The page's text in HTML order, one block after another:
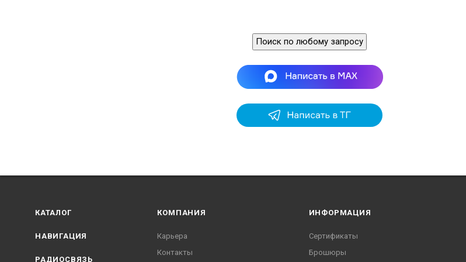
Поиск по любому запросу
КАТАЛОГ
НАВИГАЦИЯ
РАДИОСВЯЗЬ
КОМПАНИЯ
Карьера
Контакты
ИНФОРМАЦИЯ
Сертификаты
Брошюры